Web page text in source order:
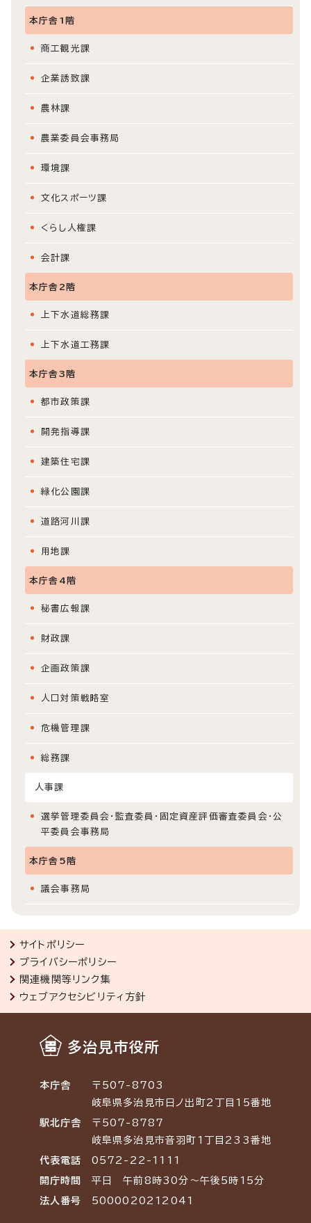
本庁舎1階
商工観光課
企業誘致課
農林課
農業委員会事務局
環境課
文化スポーツ課
くらし人権課
会計課
本庁舎2階
上下水道総務課
上下水道工務課
本庁舎3階
都市政策課
開発指導課
建築住宅課
緑化公園課
道路河川課
用地課
本庁舎4階
秘書広報課
財政課
企画政策課
人口対策戦略室
危機管理課
総務課
人事課
選挙管理委員会・監査委員・固定資産評価審査委員会・公
平委員会事務局
本庁舎5階
議会事務局
サイトポリシー
プライバシーポリシー
関連機関等リンク集
ウェブアクセシビリティ方針
多治見市役所
本庁舎
〒507-8703
岐阜県多治見市日ノ出町2丁目15番地
駅北庁舎
〒507-8787
岐阜県多治見市音羽町1丁目233番地
代表電話 0572-22-1111
開庁時間 平日 午前8時30分～午後5時15分
法人番号 5000020212041